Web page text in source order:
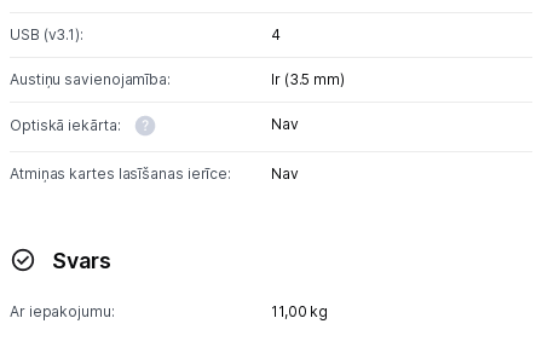
USB (v3.1): 4
Austiņu savienojamība: Ir (3.5 mm)
Optiskā iekārta: Nav
Atmiņas kartes lasīšanas ierīce: Nav
Svars
Ar iepakojumu: 11,00 kg